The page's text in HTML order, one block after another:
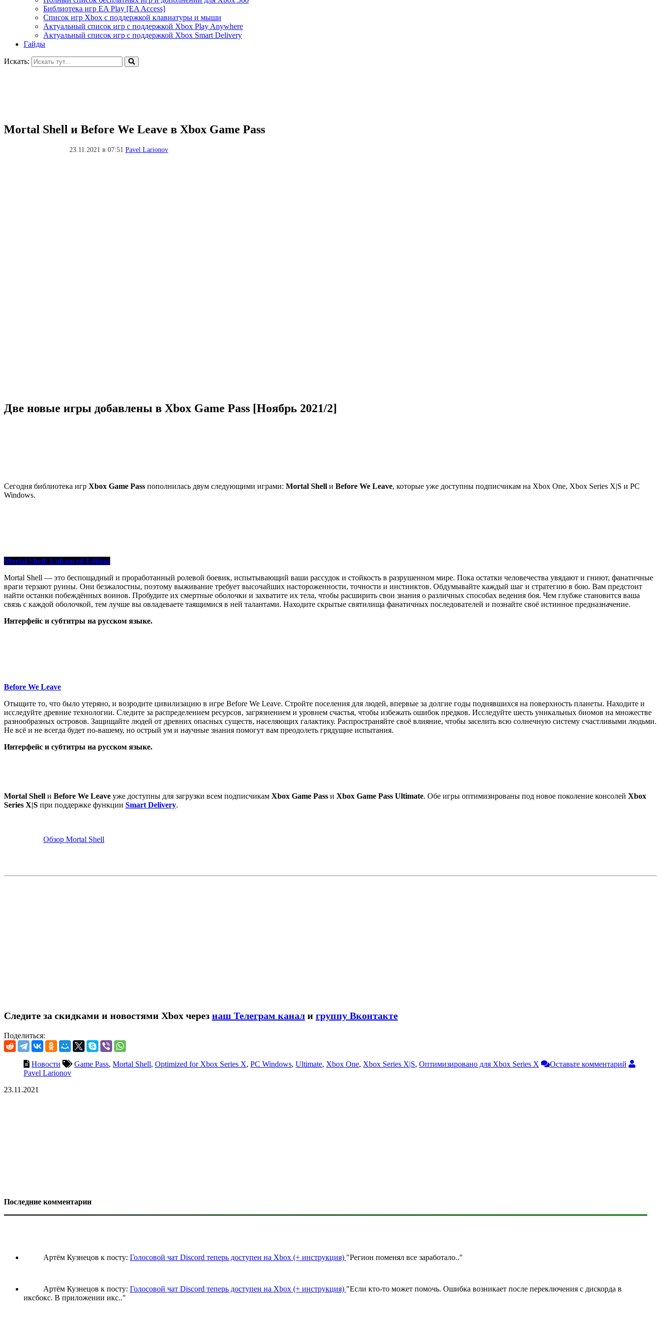
Библиотека игр EA Play [EA Access]
Список игр Xbox c поддержкой клавиатуры и мыши
Актуальный список игр с поддержкой Xbox Play Anywhere
Актуальный список игр с поддержкой Xbox Smart Delivery
Гайды
Искать:
Mortal Shell и Before We Leave в Xbox Game Pass
23.11.2021 в 07:51 Pavel Larionov
Две новые игры добавлены в Xbox Game Pass [Ноябрь 2021/2]
Сегодня библиотека игр Xbox Game Pass пополнилась двум следующими играми: Mortal Shell и Before We Leave, которые уже доступны подписчикам на Xbox One, Xbox Series X|S и PC
Windows.
Mortal Shell: Enhanced Edition
Mortal Shell — это беспощадный и проработанный ролевой боевик, испытывающий ваши рассудок и стойкость в разрушенном мире. Пока остатки человечества увядают и гниют, фанатичные
враги терзают руины. Они безжалостны, поэтому выживание требует высочайших настороженности, точности и инстинктов. Обдумывайте каждый шаг и стратегию в бою. Вам предстоит
найти останки побеждённых воинов. Пробудите их смертные оболочки и захватите их тела, чтобы расширить свои знания о различных способах ведения боя. Чем глубже становится ваша
связь с каждой оболочкой, тем лучше вы овладеваете таящимися в ней талантами. Находите скрытые святилища фанатичных последователей и познайте своё истинное предназначение.
Интерфейс и субтитры на русском языке.
Before We Leave
Отыщите то, что было утеряно, и возродите цивилизацию в игре Before We Leave. Стройте поселения для людей, впервые за долгие годы поднявшихся на поверхность планеты. Находите и
исследуйте древние технологии. Следите за распределением ресурсов, загрязнением и уровнем счастья, чтобы избежать ошибок предков. Исследуйте шесть уникальных биомов на множестве
разнообразных островов. Защищайте людей от древних опасных существ, населяющих галактику. Распространяйте своё влияние, чтобы заселить всю солнечную систему счастливыми людьми.
Не всё и не всегда будет по-вашему, но острый ум и научные знания помогут вам преодолеть грядущие испытания.
Интерфейс и субтитры на русском языке.
Mortal Shell и Before We Leave уже доступны для загрузки всем подписчикам Xbox Game Pass и Xbox Game Pass Ultimate. Обе игры оптимизированы под новое поколение консолей Xbox
Series X|S при поддержке функции Smart Delivery.
Обзор Mortal Shell
Следите за скидками и новостями Xbox через наш Телеграм канал и группу Вконтакте
Поделиться:
Новости Game Pass, Mortal Shell, Optimized for Xbox Series X, PC Windows, Ultimate, Xbox One, Xbox Series X|S, Оптимизировано для Xbox Series X
Оставьте комментарий
Pavel Larionov
23.11.2021
Последние комментарии
Артём Кузнецов к посту: Голосовой чат Discord теперь доступен на Xbox (+ инструкция) "Регион поменял все заработало.."
Артём Кузнецов к посту: Голосовой чат Discord теперь доступен на Xbox (+ инструкция) "Если кто-то может помочь. Ошибка возникает после переключения с дискорда в
иксбокс. В приложении икс.."